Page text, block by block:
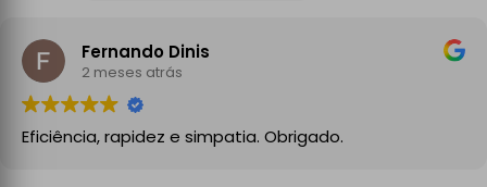
Fernando Dinis
2 meses atrás
Eficiência, rapidez e simpatia. Obrigado.